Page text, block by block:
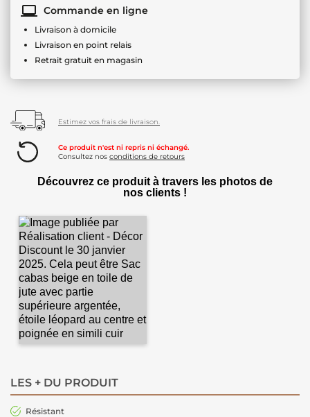
Commande en ligne
Livraison à domicile
Livraison en point relais
Retrait gratuit en magasin
Estimez vos frais de livraison.
Ce produit n'est ni repris ni échangé.
Consultez nos conditions de retours
Découvrez ce produit à travers les photos de
nos clients !
LES + DU PRODUIT
Résistant